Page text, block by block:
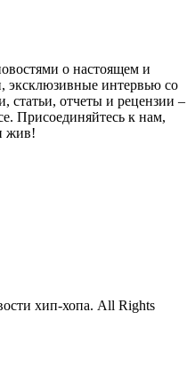
о настоящем и
эксклюзивные интервью со
статьи, отчеты и рецензии –
Присоединяйтесь к нам,
жив!
хип-хопа. All Rights